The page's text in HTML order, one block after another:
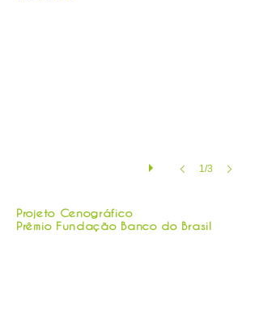
1/3
Projeto Cenográfico
Prêmio Fundação Banco do Brasil